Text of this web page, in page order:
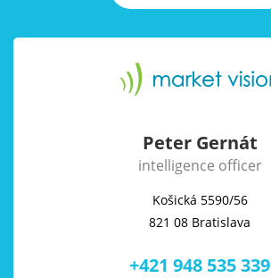
Peter Gernát
intelligence officer
Košická 5590/56
821 08 Bratislava
+421 948 535 339